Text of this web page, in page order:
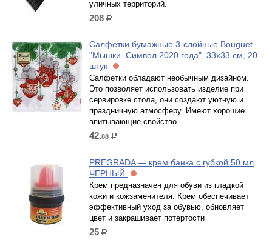
уличных территорий.
208 р.
Салфетки бумажные 3-слойные Bouguet
"Мышки. Символ 2020 года", 33x33 см, 20
штук
Салфетки обладают необычным дизайном.
Это позволяет использовать изделие при
сервировке стола, они создают уютную и
праздничную атмосферу. Имеют хорошие
впитывающие свойство.
42.88 р.
PREGRADA — крем банка с губкой 50 мл
ЧЕРНЫЙ
Крем предназначен для обуви из гладкой
кожи и кожзаменителя. Крем обеспечивает
эффективный уход за обувью, обновляет
цвет и закрашивает потертости
25 р.